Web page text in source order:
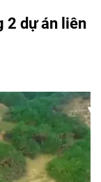
2 dự án liên